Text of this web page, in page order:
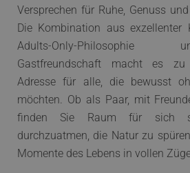
Versprechen für Ruhe, Genuss
Die Kombination aus exzellenter
Adults-Only-
Gastfreundschaft macht es zu
Adresse für alle, die bewusst
möchten. Ob als Paar, mit
finden Sie Raum für sich
durchzuatmen, die Natur zu
Momente des Lebens in vollen